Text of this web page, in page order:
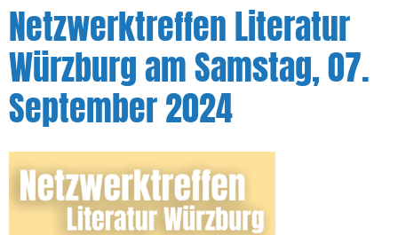
Netzwerktreffen Literatur
Würzburg am Samstag, 07.
September 2024